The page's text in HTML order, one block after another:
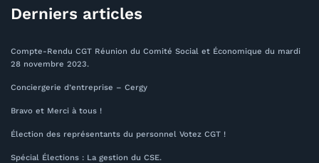
Derniers articles
Compte-Rendu CGT Réunion du Comité Social et Économique du mardi
28 novembre 2023.
Conciergerie d’entreprise – Cergy
Bravo et Merci à tous !
Élection des représentants du personnel Votez CGT !
Spécial Élections : La gestion du CSE.